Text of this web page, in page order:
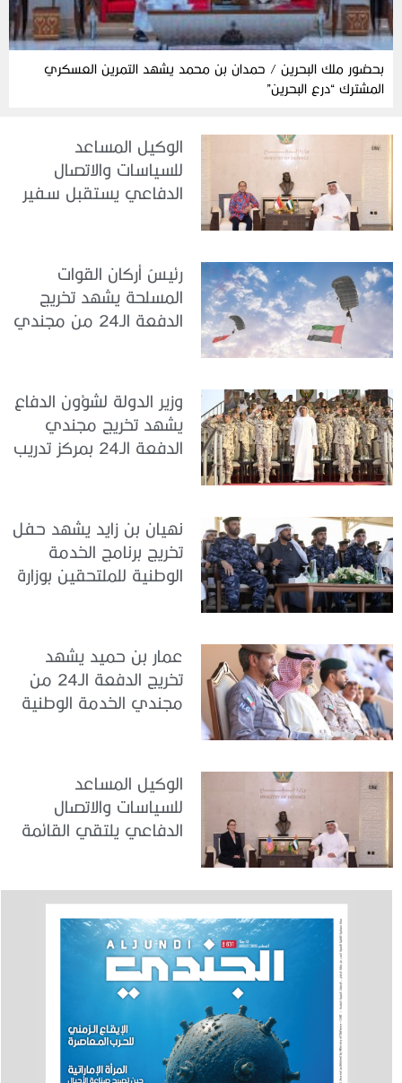
بحضور ملك البحرين / حمدان بن محمد يشهد التمرين العسكري
المشترك “درع البحرين”
الوكيل المساعد
للسياسات والاتصال
الدفاعي يستقبل سفير
رئيسُ أركان القوات
المسلحة يشهد تخريج
الدفعة الـ24 من مجندي
وزير الدولة لشؤون الدفاع
يشهد تخريج مجندي
الدفعة الـ24 بمركز تدريب
نهيان بن زايد يشهد حفل
تخريج برنامج الخدمة
الوطنية للملتحقين بوزارة
عمار بن حميد يشهد
تخريج الدفعة الـ24 من
مجندي الخدمة الوطنية
الوكيل المساعد
للسياسات والاتصال
الدفاعي يلتقي القائمة